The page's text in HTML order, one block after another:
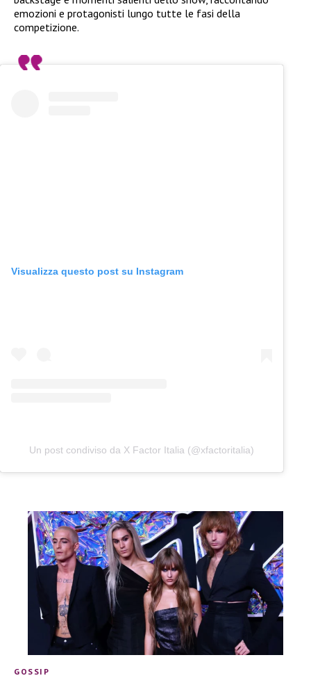
emozioni e protagonisti lungo tutte le fasi della
competizione.
Visualizza questo post su Instagram
Un post condiviso da X Factor Italia (@xfactoritalia)
GOSSIP